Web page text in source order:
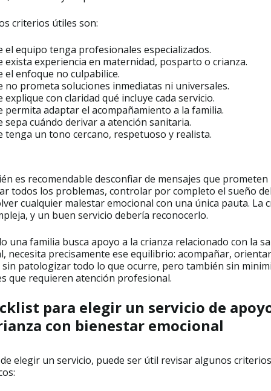
criterios útiles son:
el equipo tenga profesionales especializados.
exista experiencia en maternidad, posparto o crianza.
el enfoque no culpabilice.
no prometa soluciones inmediatas ni universales.
explique con claridad qué incluye cada servicio.
permita adaptar el acompañamiento a la familia.
sepa cuándo derivar a atención sanitaria.
tenga un tono cercano, respetuoso y realista.
es recomendable desconfiar de mensajes que prometen
todos los problemas, controlar por completo el sueño
cualquier malestar emocional con una única pauta. La
y un buen servicio debería reconocerlo.
una familia busca apoyo a la crianza relacionado con la
necesita precisamente ese equilibrio: acompañar,
sin patologizar todo lo que ocurre, pero también sin
que requieren atención profesional.
para elegir un servicio de
con bienestar emocional
elegir un servicio, puede ser útil revisar algunos criterios